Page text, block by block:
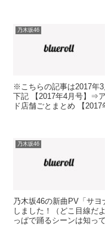
乃木坂46
※こちらの記事は2017年
下記 【2017年4月号】⇒
ド店舗ごとまとめ 【
乃木坂46
乃木坂46の新曲PV「サ
しました！（どこ目線だ
っぱで踊るシーンは知っ